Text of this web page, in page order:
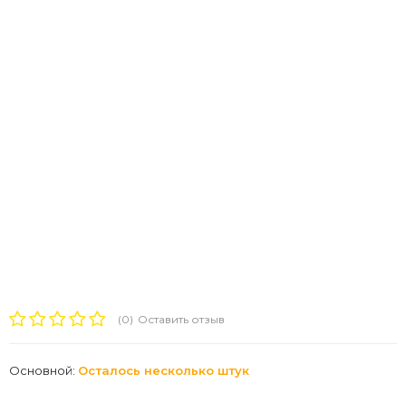
(0) Оставить отзыв
Основной: Осталось несколько штук